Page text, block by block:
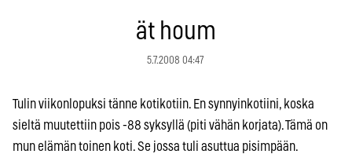
ät houm
5.7.2008 04:47
Tulin viikonlopuksi tänne kotikotiin. En synnyinkotiini, koska
sieltä muutettiin pois -88 syksyllä (piti vähän korjata). Tämä on
mun elämän toinen koti. Se jossa tuli asuttua pisimpään.